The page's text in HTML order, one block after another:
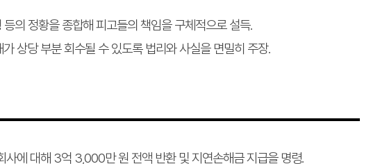
의 정황을 종합해 피고들의 책임을 구체적으로 설득.
상당 부분 회수될 수 있도록 법리와 사실을 면밀히 주장.
사에 대해 3억 3,000만 원 전액 반환 및 지연손해금 지급을 명령.